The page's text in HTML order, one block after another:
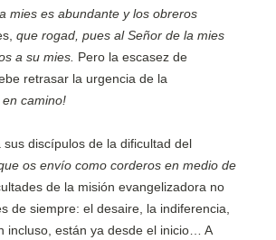
mies es abundante y los obreros
que rogad, pues al Señor de la mies
a su mies.
Pero la escasez de
retrasar la urgencia de la
en camino!
discípulos de la dificultad del
os envío como corderos en medio de
de la misión evangelizadora no
de siempre: el desaire, la indiferencia,
incluso, están ya desde el inicio… A